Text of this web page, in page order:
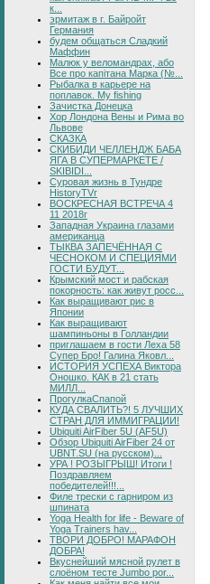
к...
эрмитаж в г. Байройт
Германия
будем общаться Сладкий
Маффин
Малюк у веломандрах, або
Все про капітана Марка (№...
Рыбалка в карьере на
поплавок. My fishing
Зачистка Донецка
Хор Лондона Вены и Рима во
Львове
СКАЗКА
СКИБИДИ ЧЕЛЛЕНДЖ БАБА
ЯГА В СУПЕРМАРКЕТЕ /
SKIBIDI...
Суровая жизнь в Тундре
HistoryTVr
ВОСКРЕСНАЯ ВСТРЕЧА 4
11 2018г
Западная Украина глазами
американца
ТЫКВА ЗАПЕЧЁННАЯ С
ЧЕСНОКОМ И СПЕЦИЯМИ
ГОСТИ БУДУТ...
Крымский мост и рабская
покорность: как живут росс...
Как выращивают рис в
Японии
Как выращивают
шампиньоны в Голландии
приглашаем в гости Леха 58
Супер Бро! Галина Яковл...
ИСТОРИЯ УСПЕХА Виктора
Оношко. КАК в 21 стать
МИЛЛ...
ПрогулкаСпапой
КУДА СВАЛИТЬ?! 5 ЛУЧШИХ
СТРАН ДЛЯ ИММИГРАЦИИ!
Ubiquiti AirFiber 5U (AF5U)
Обзор Ubiquiti AirFiber 24 от
UBNT.SU (на русском)...
УРА ! РОЗЫГРЫШ! Итоги !
Поздравляем
победителей!!!...
Филе трески с гарниром из
шпината
Yoga Health for life - Beware of
Yoga Trainers hav...
ТВОРИ ДОБРО! МАРАФОН
ДОБРА!
Вкуснейший мясной рулет в
слоёном тесте Jumbo por...